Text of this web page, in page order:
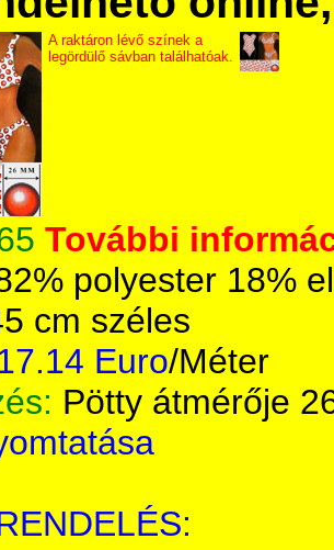
A raktáron lévő színek a
legördülő sávban találhatóak.
További
polyester 18%
cm széles
Euro/Méter
Pötty átmérője